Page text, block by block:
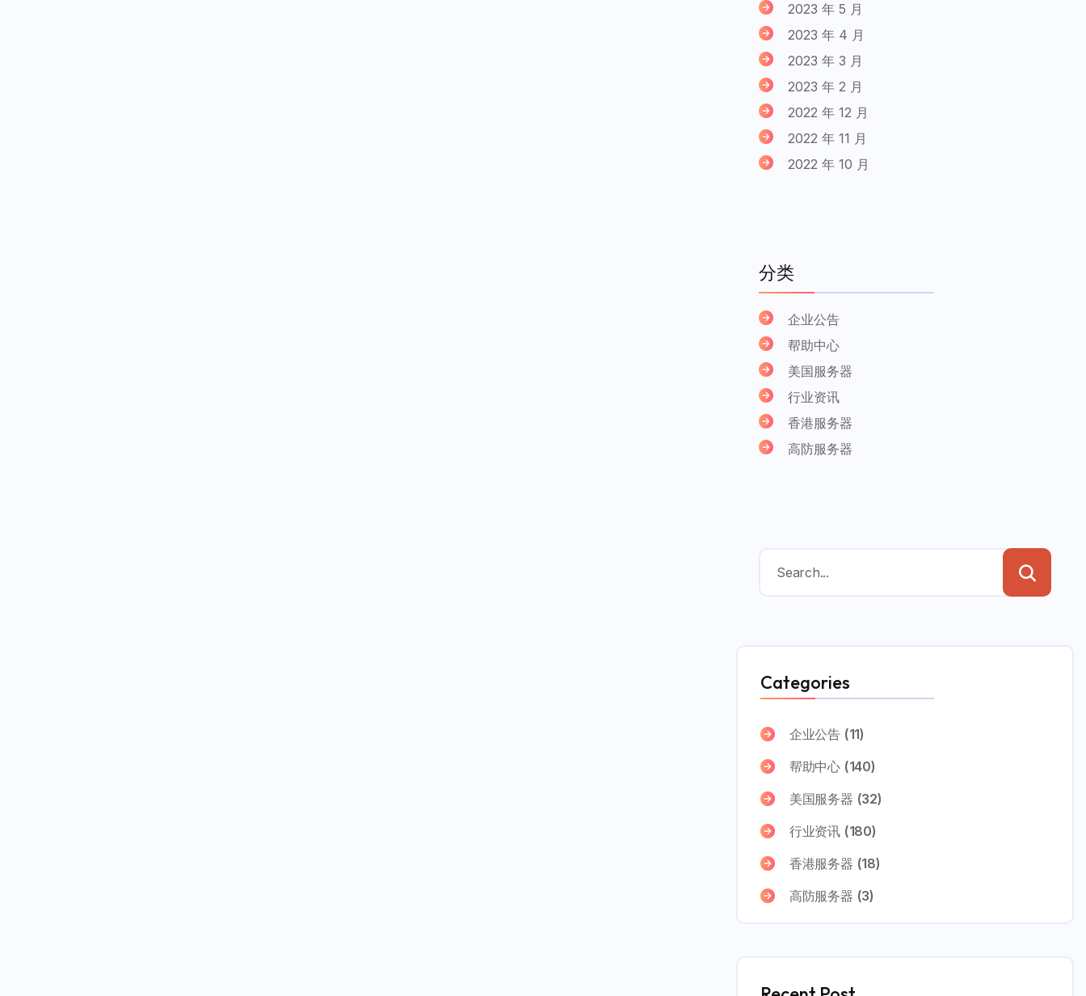
2023 年 5 月
2023 年 4 月
2023 年 3 月
2023 年 2 月
2022 年 12 月
2022 年 11 月
2022 年 10 月
分类
企业公告
帮助中心
美国服务器
行业资讯
香港服务器
高防服务器
Categories
企业公告 (11)
帮助中心 (140)
美国服务器 (32)
行业资讯 (180)
香港服务器 (18)
高防服务器 (3)